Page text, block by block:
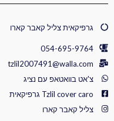
גרפיקאית צליל קאבר קארו
054-695-9764
tzlil2007491@walla.com
צ'אט בוואטאפ עם נציג
Tzlil cover caro גרפיקאית
צליל קאבר קארו